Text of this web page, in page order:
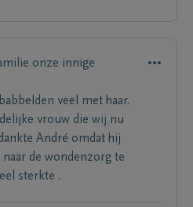
onze innige
veel met haar.
vrouw die wij nu
André omdat hij
de wondenzorg te
sterkte .